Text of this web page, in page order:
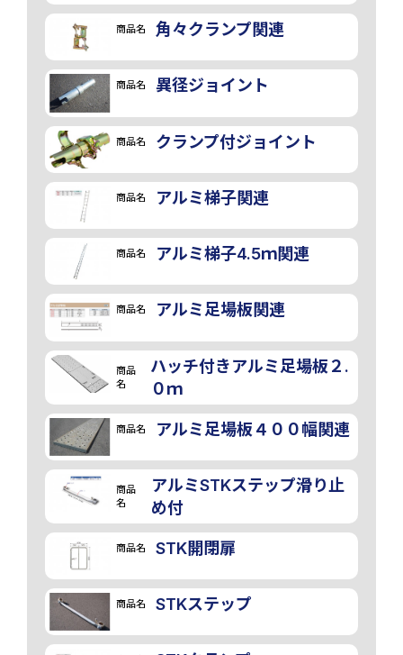
商品名 角々クランプ関連
商品名 異径ジョイント
商品名 クランプ付ジョイント
商品名 アルミ梯子関連
商品名 アルミ梯子4.5ｍ関連
商品名 アルミ足場板関連
商品
名
ハッチ付きアルミ足場板２.
０ｍ
商品名 アルミ足場板４００幅関連
商品
名
アルミSTKステップ滑り止
め付
商品名 STK開閉扉
商品名 STKステップ